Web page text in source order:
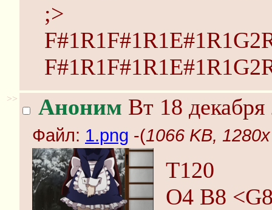
;>
>> Аноним Вт 18
Файл: 1.png -(1066 KB,
T120
O4 B8